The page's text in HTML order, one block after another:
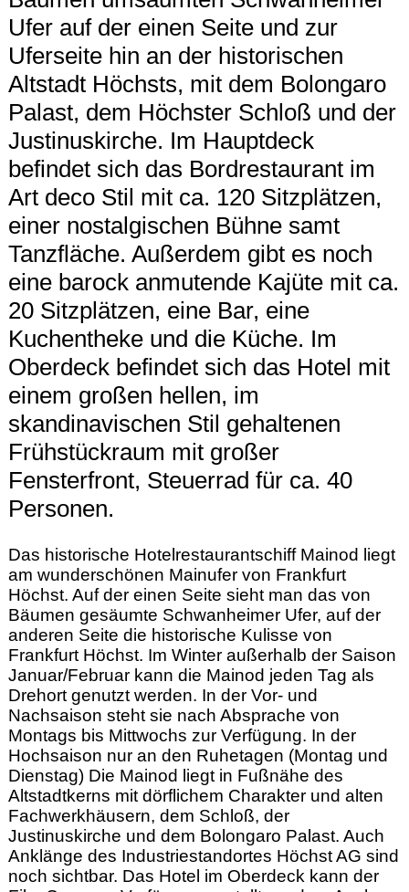
Ufer auf der einen Seite und zur
Uferseite hin an der historischen
Altstadt Höchsts, mit dem Bolongaro
Palast, dem Höchster Schloß und der
Justinuskirche. Im Hauptdeck
befindet sich das Bordrestaurant im
Art deco Stil mit ca. 120 Sitzplätzen,
einer nostalgischen Bühne samt
Tanzfläche. Außerdem gibt es noch
eine barock anmutende Kajüte mit ca.
20 Sitzplätzen, eine Bar, eine
Kuchentheke und die Küche. Im
Oberdeck befindet sich das Hotel mit
einem großen hellen, im
skandinavischen Stil gehaltenen
Frühstückraum mit großer
Fensterfront, Steuerrad für ca. 40
Personen.
Das historische Hotelrestaurantschiff Mainod liegt
am wunderschönen Mainufer von Frankfurt
Höchst. Auf der einen Seite sieht man das von
Bäumen gesäumte Schwanheimer Ufer, auf der
anderen Seite die historische Kulisse von
Frankfurt Höchst. Im Winter außerhalb der Saison
Januar/Februar kann die Mainod jeden Tag als
Drehort genutzt werden. In der Vor- und
Nachsaison steht sie nach Absprache von
Montags bis Mittwochs zur Verfügung. In der
Hochsaison nur an den Ruhetagen (Montag und
Dienstag) Die Mainod liegt in Fußnähe des
Altstadtkerns mit dörflichem Charakter und alten
Fachwerkhäusern, dem Schloß, der
Justinuskirche und dem Bolongaro Palast. Auch
Anklänge des Industriestandortes Höchst AG sind
noch sichtbar. Das Hotel im Oberdeck kann der